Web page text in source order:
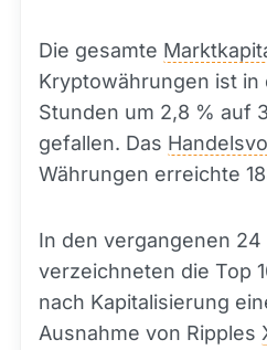
Die gesamte
Kryptowährungen ist in
Stunden um 2,8 % auf
gefallen. Das
Währungen erreichte
In den vergangenen 24
verzeichneten die Top
nach Kapitalisierung
Ausnahme von Ripples